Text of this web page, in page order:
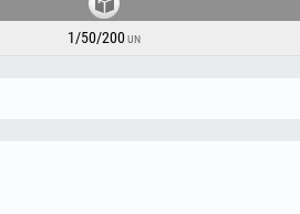
1/50/200UN